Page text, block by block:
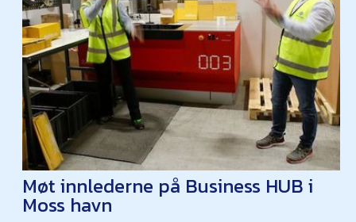
Møt innlederne på Business HUB i
Moss havn